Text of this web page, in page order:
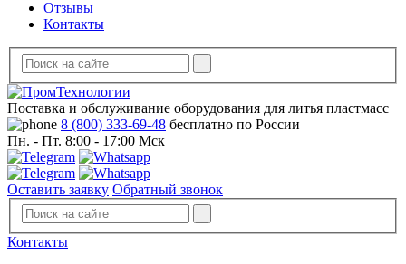
Отзывы
Контакты
Поставка и обслуживание оборудования для литья пластмасс
8 (800) 333-69-48 бесплатно по России
Пн. - Пт. 8:00 - 17:00 Мск
Оставить заявку Обратный звонок
Контакты